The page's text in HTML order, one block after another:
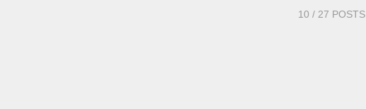
10 / 27 POSTS